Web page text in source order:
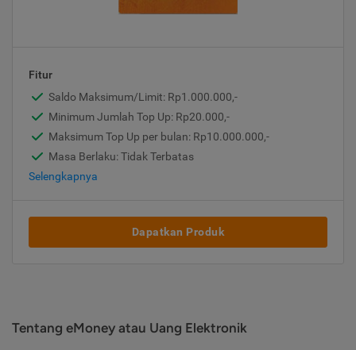
Fitur
Saldo Maksimum/Limit: Rp1.000.000,-
Minimum Jumlah Top Up: Rp20.000,-
Maksimum Top Up per bulan: Rp10.000.000,-
Masa Berlaku: Tidak Terbatas
Selengkapnya
Dapatkan Produk
Tentang eMoney atau Uang Elektronik